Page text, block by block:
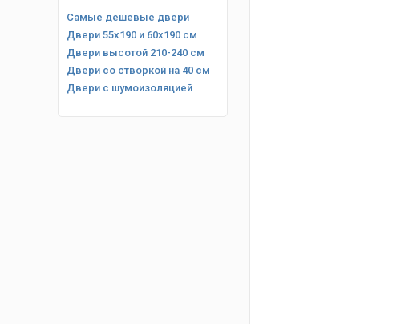
Самые дешевые двери
Двери 55х190 и 60х190 см
Двери высотой 210-240 см
Двери со створкой на 40 см
Двери с шумоизоляцией